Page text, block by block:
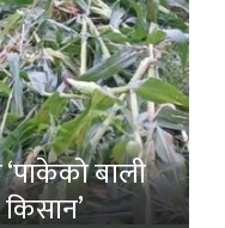
बाली